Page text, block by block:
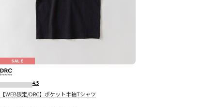
SALE
4.5
【WEB限定/DRC】ポケット半袖Tシャツ